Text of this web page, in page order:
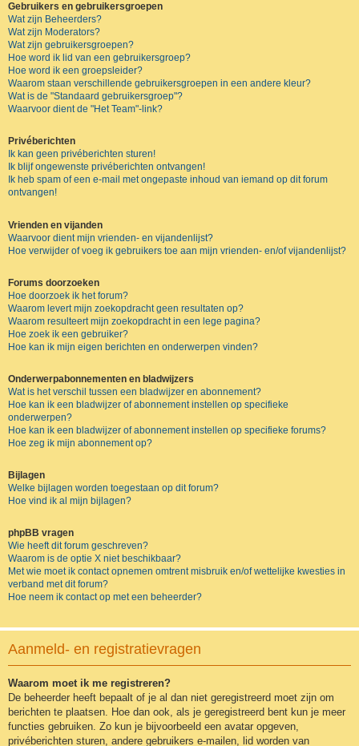
Gebruikers en gebruikersgroepen
Wat zijn Beheerders?
Wat zijn Moderators?
Wat zijn gebruikersgroepen?
Hoe word ik lid van een gebruikersgroep?
Hoe word ik een groepsleider?
Waarom staan verschillende gebruikersgroepen in een andere kleur?
Wat is de "Standaard gebruikersgroep"?
Waarvoor dient de "Het Team"-link?
Privéberichten
Ik kan geen privéberichten sturen!
Ik blijf ongewenste privéberichten ontvangen!
Ik heb spam of een e-mail met ongepaste inhoud van iemand op dit forum
ontvangen!
Vrienden en vijanden
Waarvoor dient mijn vrienden- en vijandenlijst?
Hoe verwijder of voeg ik gebruikers toe aan mijn vrienden- en/of vijandenlijst?
Forums doorzoeken
Hoe doorzoek ik het forum?
Waarom levert mijn zoekopdracht geen resultaten op?
Waarom resulteert mijn zoekopdracht in een lege pagina?
Hoe zoek ik een gebruiker?
Hoe kan ik mijn eigen berichten en onderwerpen vinden?
Onderwerpabonnementen en bladwijzers
Wat is het verschil tussen een bladwijzer en abonnement?
Hoe kan ik een bladwijzer of abonnement instellen op specifieke
onderwerpen?
Hoe kan ik een bladwijzer of abonnement instellen op specifieke forums?
Hoe zeg ik mijn abonnement op?
Bijlagen
Welke bijlagen worden toegestaan op dit forum?
Hoe vind ik al mijn bijlagen?
phpBB vragen
Wie heeft dit forum geschreven?
Waarom is de optie X niet beschikbaar?
Met wie moet ik contact opnemen omtrent misbruik en/of wettelijke kwesties in
verband met dit forum?
Hoe neem ik contact op met een beheerder?
Aanmeld- en registratievragen
Waarom moet ik me registreren?
De beheerder heeft bepaalt of je al dan niet geregistreerd moet zijn om
berichten te plaatsen. Hoe dan ook, als je geregistreerd bent kun je meer
functies gebruiken. Zo kun je bijvoorbeeld een avatar opgeven,
privéberichten sturen, andere gebruikers e-mailen, lid worden van